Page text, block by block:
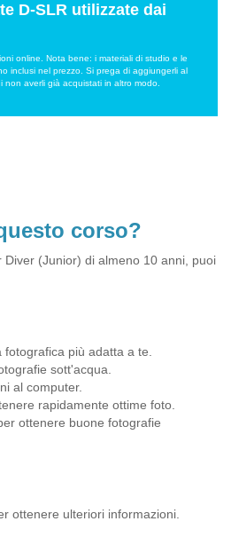
D-SLR utilizzate dai
online. Nota bene: i materiali di studio e le
inclusi nel prezzo. Si prega di aggiungerli al
non averli già acquistati in altro modo.
corso?
Diver (Junior) di almeno 10 anni, puoi
più adatta a te.
sott'acqua.
al computer.
rapidamente ottime foto.
ottenere buone fotografie
ottenere ulteriori informazioni.